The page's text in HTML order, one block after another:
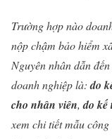
Trường hợp nào
nộp chậm bảo hiểm
Nguyên nhân dẫn
doanh nghiệp là:do
cho nhân viên,do kế
xem chi tiết mẫu